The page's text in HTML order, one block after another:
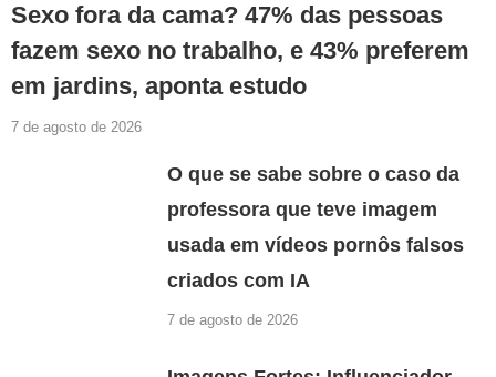
Sexo fora da cama? 47% das pessoas
fazem sexo no trabalho, e 43% preferem
em jardins, aponta estudo
7 de agosto de 2026
O que se sabe sobre o caso da
professora que teve imagem
usada em vídeos pornôs falsos
criados com IA
7 de agosto de 2026